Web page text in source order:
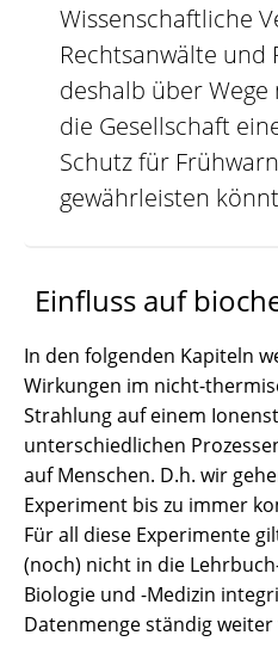
Wissenschaftliche
Rechtsanwälte
deshalb über
die Gesellschaft
Schutz für
gewährleisten
Einfluss auf
In den folgenden Kapiteln
Wirkungen im nicht-
Strahlung auf einem
unterschiedlichen
auf Menschen. D.h. wir
Experiment bis zu immer
Für all diese Experimente
(noch) nicht in die
Biologie und -Medizin
Datenmenge ständig weiter